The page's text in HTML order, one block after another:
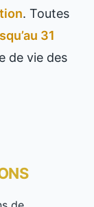
. Toutes
31
de vie des